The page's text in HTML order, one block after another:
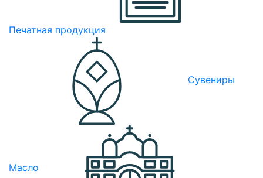
Печатная продукция
Сувениры
Масло